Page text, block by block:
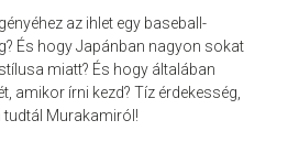
az ihlet egy baseball-
És hogy Japánban nagyon sokat
miatt? És hogy általában
amikor írni kezd? Tíz érdekesség,
tudtál Murakamiról!